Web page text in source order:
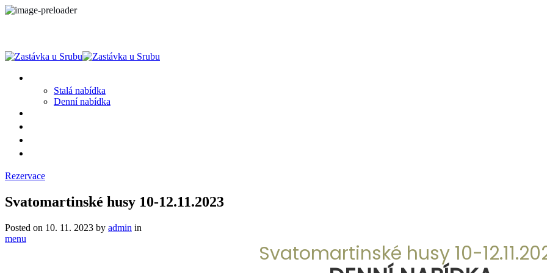
Stalá nabídka
Denní nabídka
Rezervace
Svatomartinské husy 10-12.11.2023
Posted on 10. 11. 2023 by admin in
menu
Svatomartinské husy 10-